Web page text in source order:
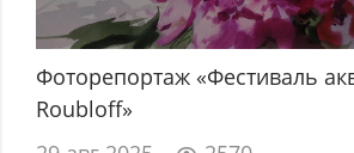
Фоторепортаж «Фестиваль
Roubloff»